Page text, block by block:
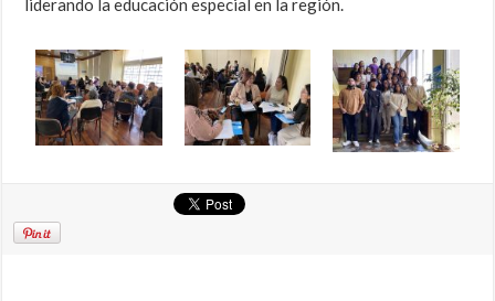
liderando la educación especial en la región.